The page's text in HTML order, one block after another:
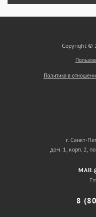
Copyright ©
Политика в
г. Санкт-
дом. 1, корп. 2,
8